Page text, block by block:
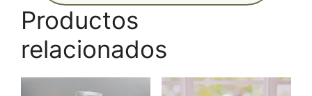
Productos
relacionados